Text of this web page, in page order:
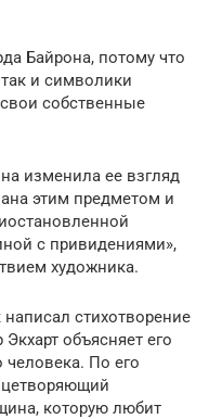
Байрона, потому что
и символики
собственные
изменила ее взгляд
этим предметом и
с привидениями»,
художника.
стихотворение
Экхарт объясняет его
человека. По его
которую любит